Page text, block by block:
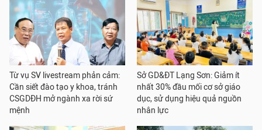
Từ vụ SV livestream phản cảm:
Cần siết đào tạo y khoa, tránh
CSGDĐH mở ngành xa rời sứ
mệnh
Sở GD&ĐT Lạng Sơn: Giảm ít
nhất 30% đầu mối cơ sở giáo
dục, sử dụng hiệu quả nguồn
nhân lực